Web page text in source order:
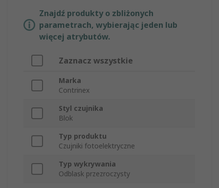
Znajdź produkty o zbliżonych
parametrach, wybierając jeden lub
więcej atrybutów.
Zaznacz wszystkie
Marka
Contrinex
Styl czujnika
Blok
Typ produktu
Czujniki fotoelektryczne
Typ wykrywania
Odblask przezroczysty